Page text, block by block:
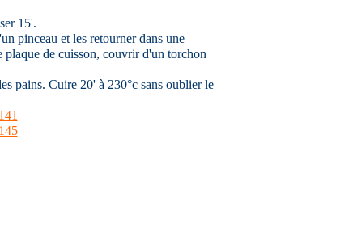
15'.
pinceau et les retourner dans une
plaque de cuisson, couvrir d'un torchon
pains. Cuire 20' à 230°c sans oublier le